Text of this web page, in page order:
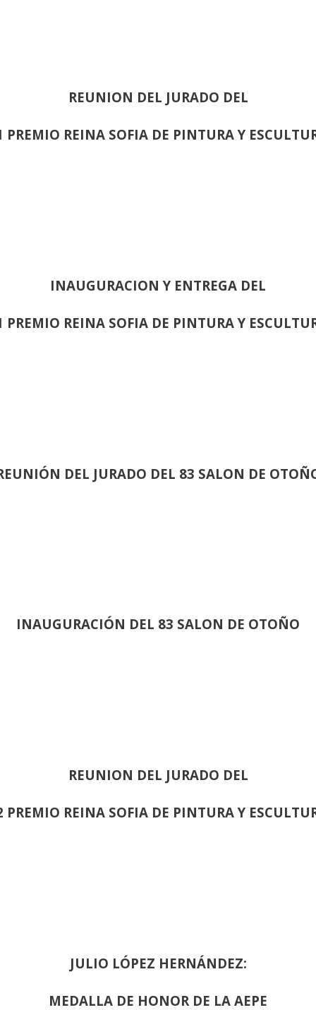
REUNION DEL JURADO DEL
PREMIO REINA SOFIA DE PINTURA Y
INAUGURACION Y ENTREGA DEL
PREMIO REINA SOFIA DE PINTURA Y
DEL JURADO DEL 83 SALON DE
INAUGURACIÓN DEL 83 SALON DE OTOÑO
REUNION DEL JURADO DEL
PREMIO REINA SOFIA DE PINTURA Y
JULIO LÓPEZ HERNÁNDEZ:
MEDALLA DE HONOR DE LA AEPE